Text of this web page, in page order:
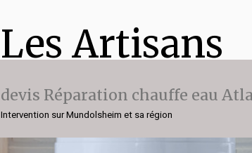
Les Artisans
devis Réparation chauffe eau
Intervention sur Mundolsheim et sa région